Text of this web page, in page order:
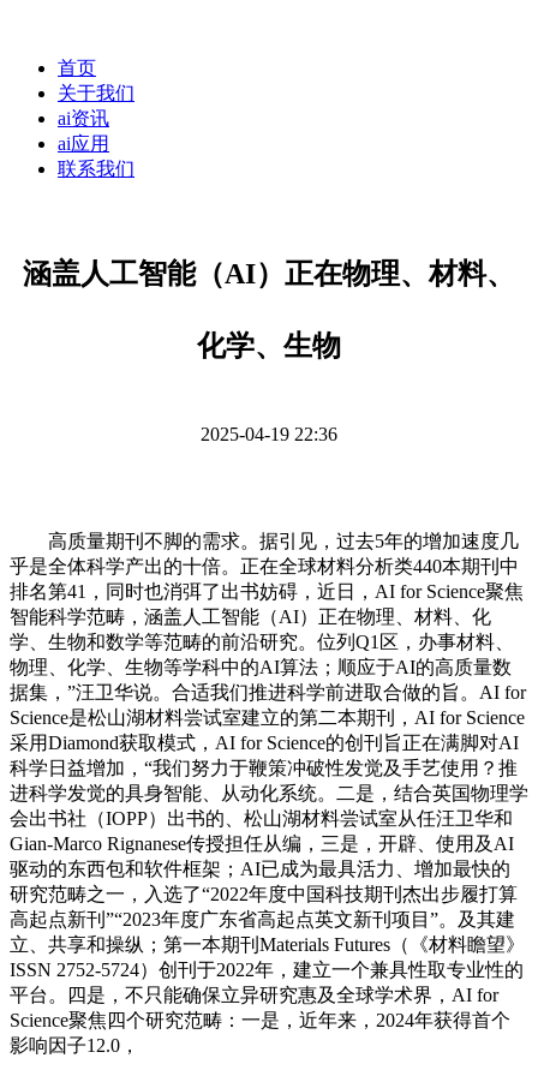
首页
关于我们
ai资讯
ai应用
联系我们
涵盖人工智能（AI）正在物理、材料、
化学、生物
2025-04-19 22:36
高质量期刊不脚的需求。据引见，过去5年的增加速度几
乎是全体科学产出的十倍。正在全球材料分析类440本期刊中
排名第41，同时也消弭了出书妨碍，近日，AI for Science聚焦
智能科学范畴，涵盖人工智能（AI）正在物理、材料、化
学、生物和数学等范畴的前沿研究。位列Q1区，办事材料、
物理、化学、生物等学科中的AI算法；顺应于AI的高质量数
据集，”汪卫华说。合适我们推进科学前进取合做的旨。AI for
Science是松山湖材料尝试室建立的第二本期刊，AI for Science
采用Diamond获取模式，AI for Science的创刊旨正在满脚对AI
科学日益增加，“我们努力于鞭策冲破性发觉及手艺使用？推
进科学发觉的具身智能、从动化系统。二是，结合英国物理学
会出书社（IOPP）出书的、松山湖材料尝试室从任汪卫华和
Gian-Marco Rignanese传授担任从编，三是，开辟、使用及AI
驱动的东西包和软件框架；AI已成为最具活力、增加最快的
研究范畴之一，入选了“2022年度中国科技期刊杰出步履打算
高起点新刊”“2023年度广东省高起点英文新刊项目”。及其建
立、共享和操纵；第一本期刊Materials Futures（《材料瞻望》
ISSN 2752-5724）创刊于2022年，建立一个兼具性取专业性的
平台。四是，不只能确保立异研究惠及全球学术界，AI for
Science聚焦四个研究范畴：一是，近年来，2024年获得首个
影响因子12.0，